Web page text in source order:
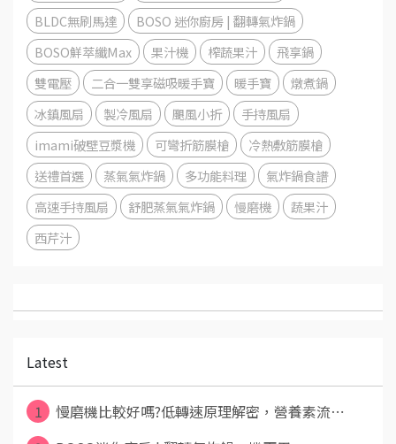
BLDC無刷馬達
BOSO 迷你廚房 | 翻轉氣炸鍋
BOSO鮮萃纖Max
果汁機 榨蔬果汁
飛享鍋
雙電壓
二合一雙享磁吸暖手寶 暖手寶
燉煮鍋
冰鎮風扇
製冷風扇 颶風小折
手持風扇
imami破壁豆漿機
可彎折筋膜槍
冷熱敷筋膜槍
送禮首選
蒸氣氣炸鍋 多功能料理
氣炸鍋食譜
高速手持風扇
舒肥蒸氣氣炸鍋 慢磨機
蔬果汁
西芹汁
Latest
1
慢磨機比較好嗎?低轉速原理解密，營養素流⋯